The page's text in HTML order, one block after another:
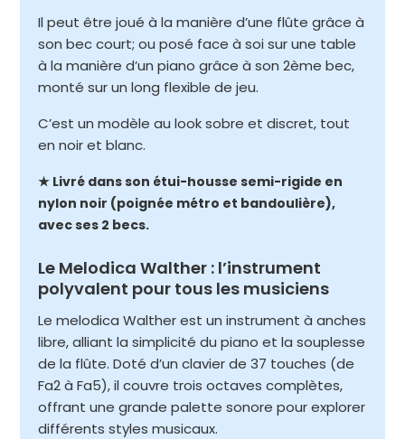
Il peut être joué à la manière d’une flûte grâce à
son bec court; ou posé face à soi sur une table
à la manière d’un piano grâce à son 2ème bec,
monté sur un long flexible de jeu.
C’est un modèle au look sobre et discret, tout
en noir et blanc.
★ Livré dans son étui-housse semi-rigide en
nylon noir (poignée métro et bandoulière),
avec ses 2 becs.
Le Melodica Walther : l’instrument
polyvalent pour tous les musiciens
Le melodica Walther est un instrument à anches
libre, alliant la simplicité du piano et la souplesse
de la flûte. Doté d’un clavier de 37 touches (de
Fa2 à Fa5), il couvre trois octaves complètes,
offrant une grande palette sonore pour explorer
différents styles musicaux.​